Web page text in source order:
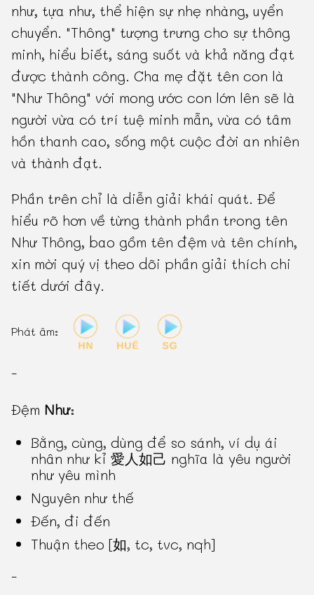
như, tựa như, thể hiện sự nhẹ nhàng, uyển
chuyển. "Thông" tượng trưng cho sự thông
minh, hiểu biết, sáng suốt và khả năng đạt
được thành công. Cha mẹ đặt tên con là
"Như Thông" với mong ước con lớn lên sẽ là
người vừa có trí tuệ minh mẫn, vừa có tâm
hồn thanh cao, sống một cuộc đời an nhiên
và thành đạt.
Phần trên chỉ là diễn giải khái quát. Để
hiểu rõ hơn về từng thành phần trong tên
Như Thông, bao gồm tên đệm và tên chính,
xin mời quý vị theo dõi phần giải thích chi
tiết dưới đây.
Phát âm:
-
Đệm Như:
Bằng, cùng, dùng để so sánh, ví dụ ái
nhân như kỉ 愛人如己 nghĩa là yêu người
như yêu mình
Nguyên như thế
Đến, đi đến
Thuận theo [如, tc, tvc, nqh]
-